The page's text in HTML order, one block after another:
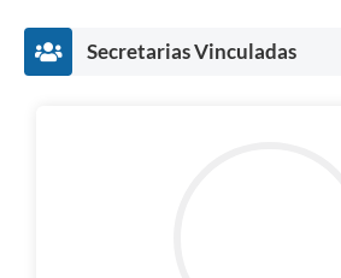
Secretarias Vinculadas